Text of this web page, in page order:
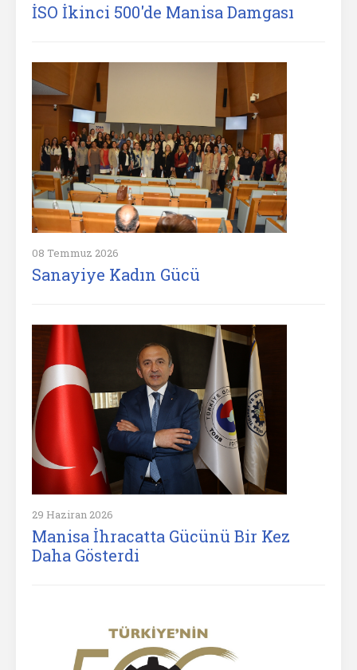
İSO İkinci 500'de Manisa Damgası
08 Temmuz 2026
Sanayiye Kadın Gücü
29 Haziran 2026
Manisa İhracatta Gücünü Bir Kez
Daha Gösterdi